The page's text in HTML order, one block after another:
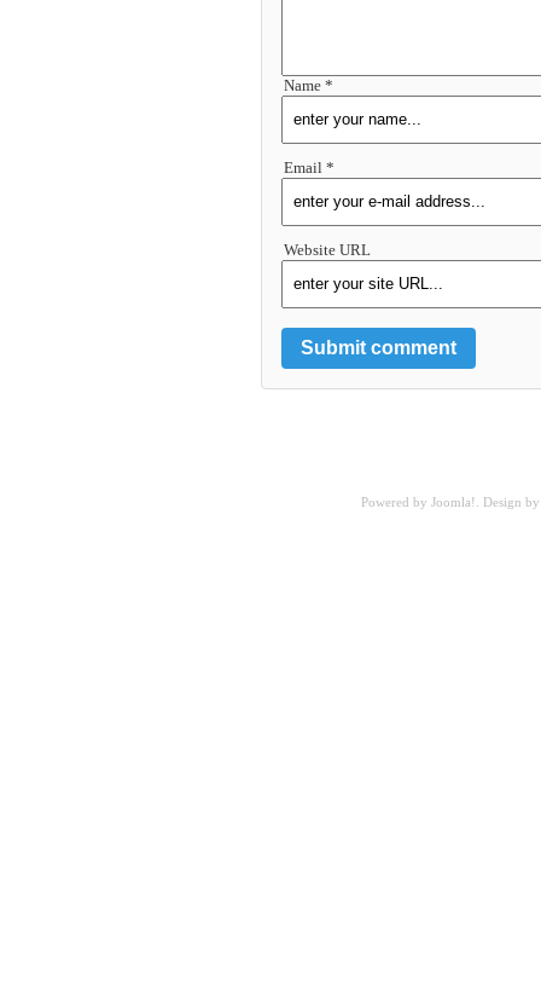
Name *
Email *
Website URL
Powered byJoomla! . Design